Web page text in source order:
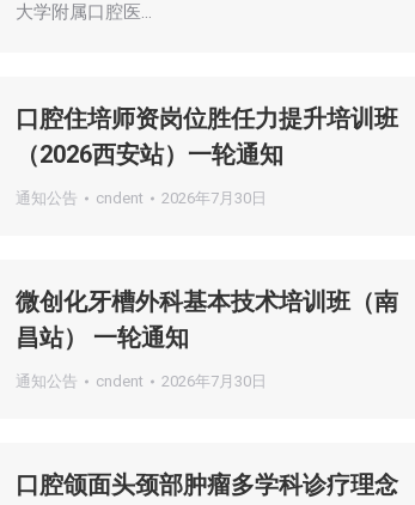
大学附属口腔医…
口腔住培师资岗位胜任力提升培训班
（2026西安站）一轮通知
通知公告 cndent 2026年7月30日
微创化牙槽外科基本技术培训班（南
昌站） 一轮通知
通知公告 cndent 2026年7月30日
口腔颌面头颈部肿瘤多学科诊疗理念